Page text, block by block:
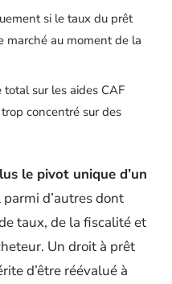
si le taux du prêt
marché au moment de la
total sur les aides CAF
concentré sur des
le pivot unique d’un
d’autres dont
taux, de la fiscalité et
Un droit à prêt
d’être réévalué à